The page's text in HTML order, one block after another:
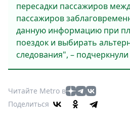
пересадки пассажиров
пассажиров
данную информацию при
поездок и выбирать
следования", –
Читайте Metro в
Поделиться